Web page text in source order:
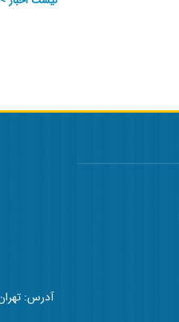
آدرس: